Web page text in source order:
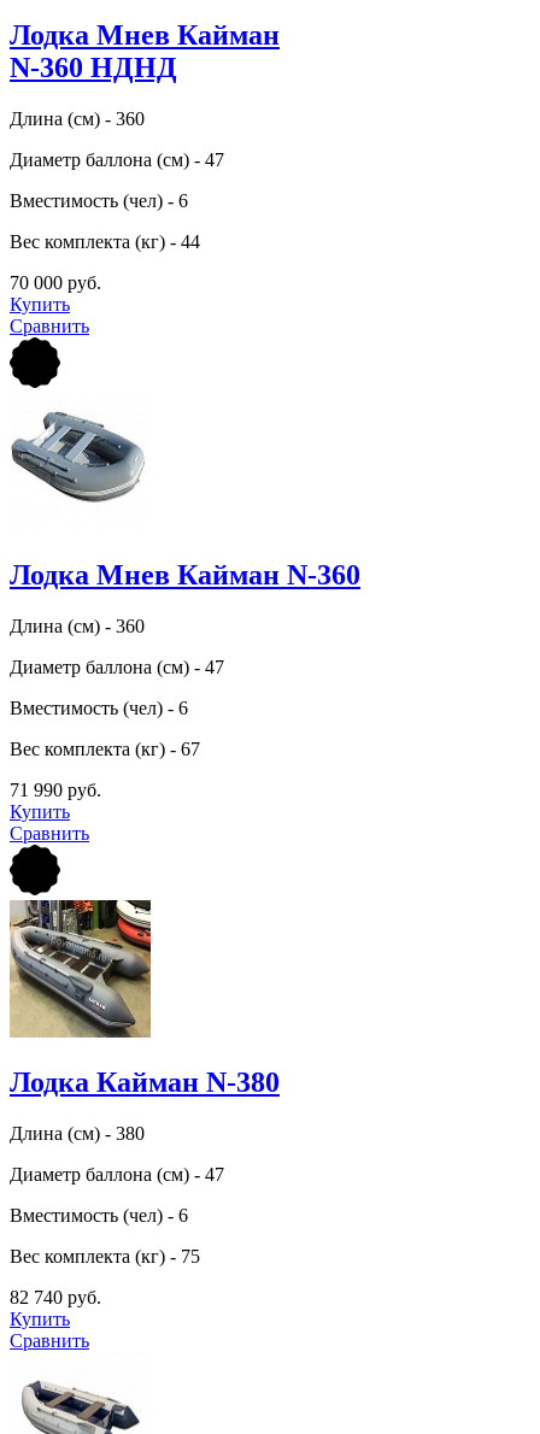
Лодка Мнев Кайман
N-360 НДНД
Длина (см) - 360
Диаметр баллона (см) - 47
Вместимость (чел) - 6
Вес комплекта (кг) - 44
70 000 руб.
Купить
Сравнить
Лодка Мнев Кайман N-360
Длина (см) - 360
Диаметр баллона (см) - 47
Вместимость (чел) - 6
Вес комплекта (кг) - 67
71 990 руб.
Купить
Сравнить
Лодка Кайман N-380
Длина (см) - 380
Диаметр баллона (см) - 47
Вместимость (чел) - 6
Вес комплекта (кг) - 75
82 740 руб.
Купить
Сравнить